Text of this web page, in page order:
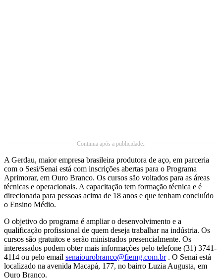
Continua após a publicidade..
A Gerdau, maior empresa brasileira produtora de aço, em parceria
com o Sesi/Senai está com inscrições abertas para o Programa
Aprimorar, em Ouro Branco. Os cursos são voltados para as áreas
técnicas e operacionais. A capacitação tem formação técnica e é
direcionada para pessoas acima de 18 anos e que tenham concluído
o Ensino Médio.
O objetivo do programa é ampliar o desenvolvimento e a
qualificação profissional de quem deseja trabalhar na indústria. Os
cursos são gratuitos e serão ministrados presencialmente. Os
interessados podem obter mais informações pelo telefone (31) 3741-
4114 ou pelo email senaiourobranco@fiemg.com.br. O Senai está
localizado na avenida Macapá, 177, no bairro Luzia Augusta, em
Ouro Branco.